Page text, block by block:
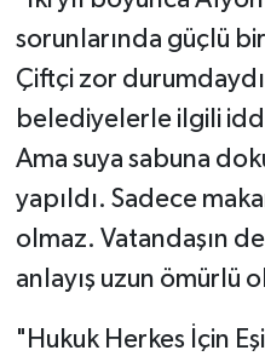
sorunlarında güçlü
Çiftçi zor
belediyelerle ilgili
Ama suya sabuna
yapıldı. Sadece
olmaz. Vatandaşın
anlayış uzun ömürlü
"Hukuk Herkes İçin